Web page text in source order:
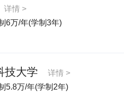
详情 >
6万/年(学制3年)
技大学
详情 >
5.8万/年(学制2年)